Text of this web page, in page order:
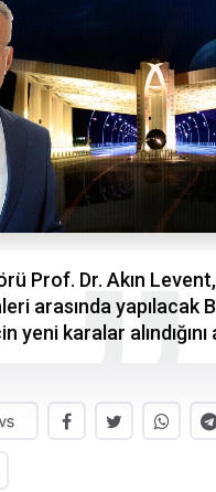
Prof. Dr. Akın
arasında yapılacak
yeni karalar alındığını